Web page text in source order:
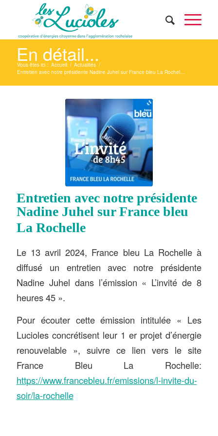
En détail...
Vous êtes ici : Accueil / Actualités /
Entretien avec notre présidente Nadine Juhel sur France bleu La Rochel...
Entretien avec notre présidente
Nadine Juhel sur France bleu
La Rochelle
Le 13 avril 2024, France bleu La Rochelle à
diffusé un entretien avec notre présidente
Nadine Juhel dans l’émission « L’invité de 8
heures 45 ».
Pour écouter cette émission intitulée « Les
Lucioles concrétisent leur 1 er projet d’énergie
renouvelable », suivre ce lien vers le site
France Bleu La Rochelle:
https://www.francebleu.fr/emissions/l-invite-du-
soir/la-rochelle